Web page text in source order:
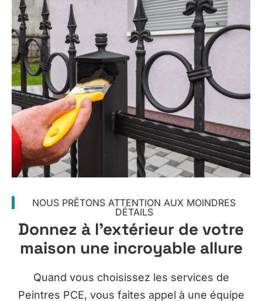
NOUS PRÊTONS ATTENTION AUX MOINDRES
DÉTAILS
Donnez à l’extérieur de votre
maison une incroyable allure
Quand vous choisissez les services de
Peintres PCE, vous faites appel à une équipe